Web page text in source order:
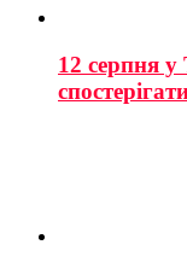
12 серпня